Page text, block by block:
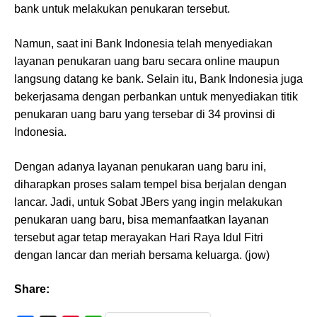
bank untuk melakukan penukaran tersebut.
Namun, saat ini Bank Indonesia telah menyediakan
layanan penukaran uang baru secara online maupun
langsung datang ke bank. Selain itu, Bank Indonesia juga
bekerjasama dengan perbankan untuk menyediakan titik
penukaran uang baru yang tersebar di 34 provinsi di
Indonesia.
Dengan adanya layanan penukaran uang baru ini,
diharapkan proses salam tempel bisa berjalan dengan
lancar. Jadi, untuk Sobat JBers yang ingin melakukan
penukaran uang baru, bisa memanfaatkan layanan
tersebut agar tetap merayakan Hari Raya Idul Fitri
dengan lancar dan meriah bersama keluarga. (jow)
Share: